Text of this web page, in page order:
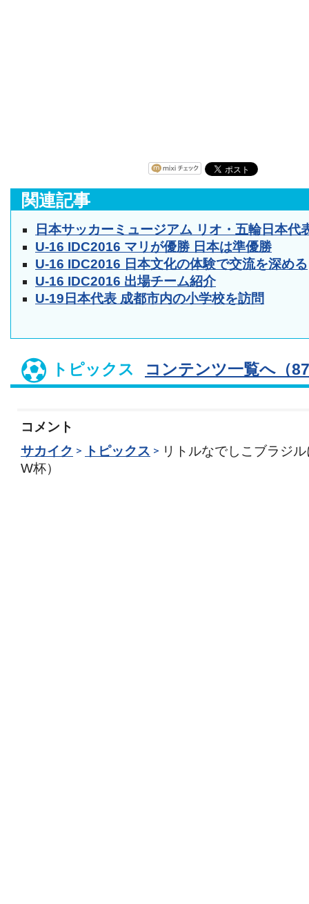
関連記事
日本サッカーミュージアム リオ・五輪日本代
U-16 IDC2016 マリが優勝 日本は準優勝
U-16 IDC2016 日本文化の体験で交流を深める
U-16 IDC2016 出場チーム紹介
U-19日本代表 成都市内の小学校を訪問
トピックス コンテンツ一覧へ（
コメント
サカイク
トピックス
リトルなでしこブラジ
W杯）